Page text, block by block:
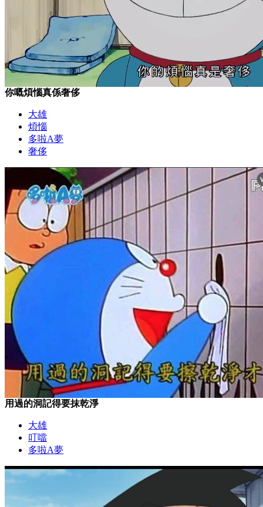
你嘅煩惱真係奢侈
大雄
煩惱
多啦A夢
奢侈
用過的洞記得要抹乾淨
大雄
叮噹
多啦A夢